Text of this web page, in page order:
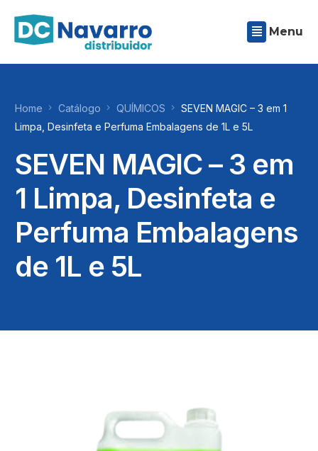
Menu
Home Catálogo QUÍMICOS
SEVEN MAGIC – 3 em 1
Limpa, Desinfeta e Perfuma Embalagens de 1L e 5L
SEVEN MAGIC – 3 em
1 Limpa, Desinfeta e
Perfuma Embalagens
de 1L e 5L